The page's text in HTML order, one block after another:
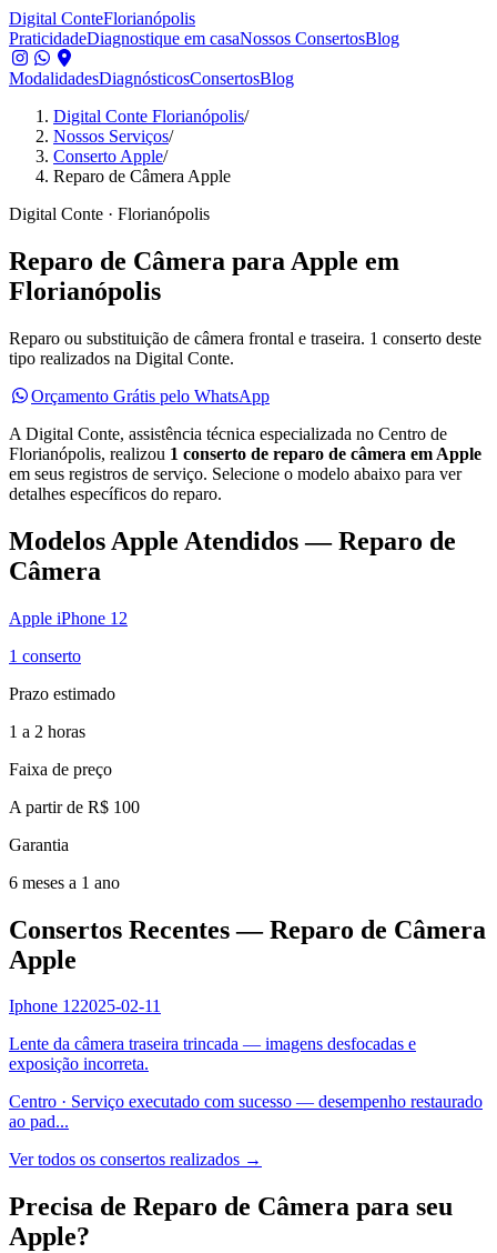
Digital ConteFlorianópolis
PraticidadeDiagnostique em casaNossos ConsertosBlog
ModalidadesDiagnósticosConsertosBlog
Digital Conte Florianópolis/
Nossos Serviços/
Conserto Apple/
Reparo de Câmera Apple
Digital Conte · Florianópolis
Reparo de Câmera para Apple em
Florianópolis
Reparo ou substituição de câmera frontal e traseira. 1 conserto deste
tipo realizados na Digital Conte.
Orçamento Grátis pelo WhatsApp
A Digital Conte, assistência técnica especializada no Centro de
Florianópolis, realizou 1 conserto de reparo de câmera em Apple
em seus registros de serviço. Selecione o modelo abaixo para ver
detalhes específicos do reparo.
Modelos Apple Atendidos —Reparo de
Câmera
Apple iPhone 12
1 conserto
Prazo estimado
1 a 2 horas
Faixa de preço
A partir de R$ 100
Garantia
6 meses a 1 ano
Consertos Recentes — Reparo de Câmera
Apple
Iphone 122025-02-11
Lente da câmera traseira trincada — imagens desfocadas e
exposição incorreta.
Centro · Serviço executado com sucesso — desempenho restaurado
ao pad...
Ver todos os consertos realizados →
Precisa de Reparo de Câmera para seu
Apple?